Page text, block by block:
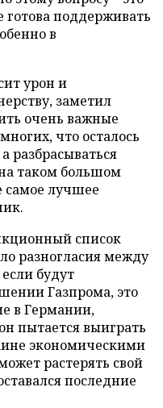
готова поддерживать
в
урон и
заметил
очень важные
что осталось
разбрасываться
таком большом
самое лучшее
список
разногласия между
будут
Газпрома, это
в Германии,
пытается выиграть
экономическими
растерять свой
последние